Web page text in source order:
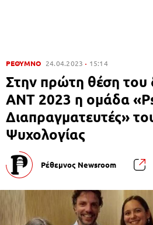
ΡΕΘΥΜΝΟ 24.04.2023 15:14
Στην πρώτη θέση του
ΑΝΤ 2023 η ομάδα
Διαπραγματευτές»
Ψυχολογίας
Ρέθεμνος Newsroom